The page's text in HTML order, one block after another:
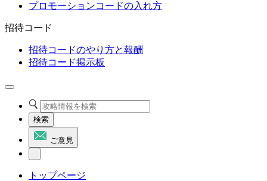
プロモーションコードの入れ方
招待コード
招待コードのやり方と報酬
招待コード掲示板
検索
ご意見
トップページ